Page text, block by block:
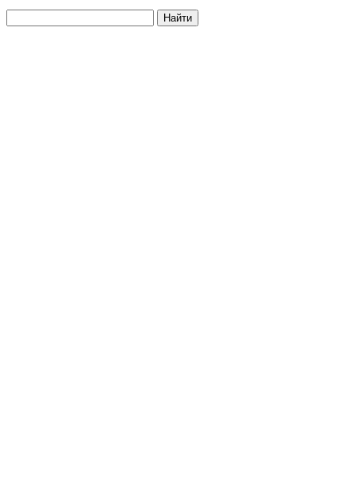
Найти